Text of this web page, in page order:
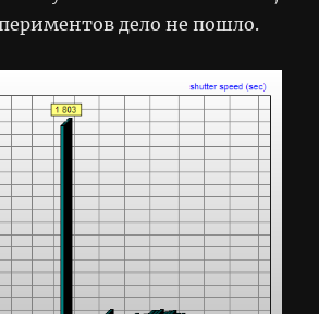
дело не пошло.